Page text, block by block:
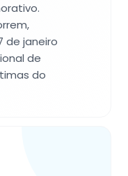
de janeiro
de
do